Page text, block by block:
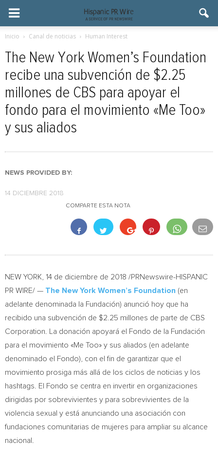
Inicio Canal de noticias Human Interest
The New York Women’s Foundation
recibe una subvención de $2.25
millones de CBS para apoyar el
fondo para el movimiento «Me Too»
y sus aliados
NEWS PROVIDED BY:
14 DICIEMBRE 2018
COMPARTE ESTA NOTA
NEW YORK , 14 de diciembre de 2018 /PRNewswire-HISPANIC
PR WIRE/ — The New York Women’s Foundation (en
adelante denominada la Fundación) anunció hoy que ha
recibido una subvención de $2.25 millones de parte de CBS
Corporation. La donación apoyará el Fondo de la Fundación
para el movimiento «Me Too» y sus aliados (en adelante
denominado el Fondo), con el fin de garantizar que el
movimiento prosiga más allá de los ciclos de noticias y los
hashtags. El Fondo se centra en invertir en organizaciones
dirigidas por sobrevivientes y para sobrevivientes de la
violencia sexual y está anunciando una asociación con
fundaciones comunitarias de mujeres para ampliar su alcance
nacional.